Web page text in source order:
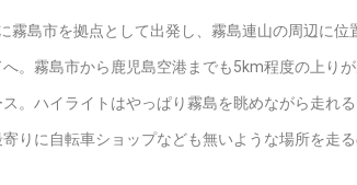
霧島市を拠点として出発し、霧島連山の周辺に
へ。霧島市から鹿児島空港までも5km程度の上り
。ハイライトはやっぱり霧島を眺めながら走れ
りに自転車ショップなども無いような場所を走